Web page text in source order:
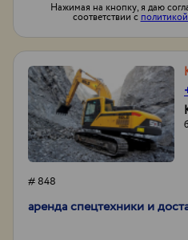
Нажимая на кнопку, я даю
соответствии с
# 848
аренда спецтехники и